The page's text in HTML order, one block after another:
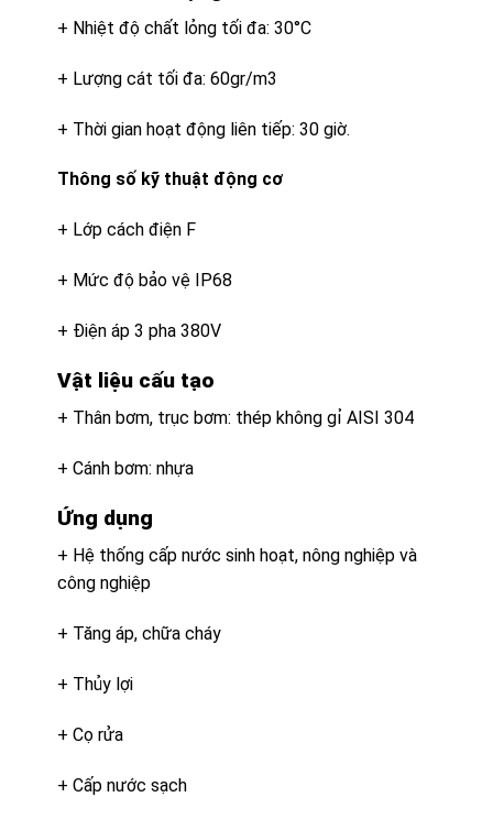
+ Nhiệt độ chất lỏng tối đa: 30°C
+ Lượng cát tối đa: 60gr/m3
+ Thời gian hoạt động liên tiếp: 30 giờ.
Thông số kỹ thuật động cơ
+ Lớp cách điện F
+ Mức độ bảo vệ IP68
+ Điện áp 3 pha 380V
Vật liệu cấu tạo
+ Thân bơm, trục bơm: thép không gỉ AISI 304
+ Cánh bơm: nhựa
Ứng dụng
+ Hệ thống cấp nước sinh hoạt, nông nghiệp và
công nghiệp
+ Tăng áp, chữa cháy
+ Thủy lợi
+ Cọ rửa
+ Cấp nước sạch